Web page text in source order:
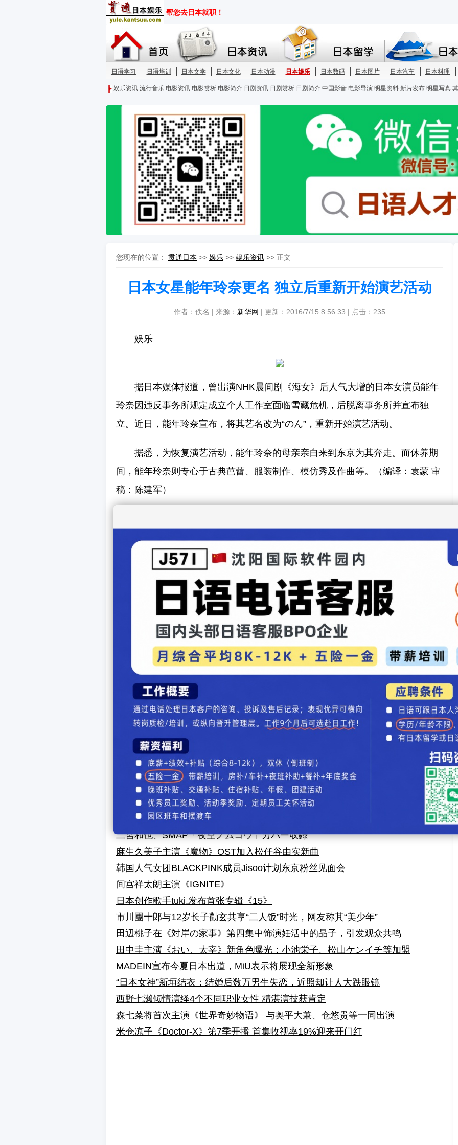
您现在的位置： 贯通日本 >> 娱乐 >> 娱乐资讯 >> 正文
日本女星能年玲奈更名 独立后重新开始演艺活动
作者：佚名 | 来源： 新华网 | 更新：2016/7/15 8:56:33 | 点击： 235
娱乐
据日本媒体报道，曾出演NHK晨间剧《海女》后人气大增的日本女演员能年
玲奈因违反事务所规定成立个人工作室面临雪藏危机，后脱离事务所并宣布独
立。近日，能年玲奈宣布，将其艺名改为“のん”，重新开始演艺活动。
据悉，为恢复演艺活动，能年玲奈的母亲亲自来到东京为其奔走。而休养期
间，能年玲奈则专心于古典芭蕾、服装制作、模仿秀及作曲等。（编译：袁蒙 审
稿：陈建军）
上一篇娱乐：能年玲奈否认引退 改艺名重出发继续演员事业
下一篇娱乐：日本“闹独立”女星改名重战娱乐圈 前景堪忧
【发表评论 】【 加入收藏 】【告诉好友】【 打印此文】【
King Gnu为环保公益发起全国巡演
菅田将晖代言资生堂男性护肤品牌
乃木坂46新单曲《未来之光》破百万销量
松本润执导音乐剧《东京之夜》全球巡演
有村架纯主演NHK晨间剧《海之音》引发热议
映画『君は月夜に光り輝く』：永野芽郁と斉藤慎二が織りなす感動の物語
有村架純、純白の花嫁姿で魅せる『花まんま』メイキング映像公開
相田翔子、生放送ドタキャン事件を告白
ペ・ドゥナ、是枝裕和監督を「最も尊敬する人」と語る
平田薫、新事務所HONESTに所属発表
石川梨華、柴田あゆみと6年半ぶり再会
北川景子、「生涯ヘビロテ曲」1位はw-inds.「Paradox」
二宮和也、SMAP「夜空ノムコウ」カバー収録
麻生久美子主演《魔物》OST加入松任谷由实新曲
韩国人气女团BLACKPINK成员Jisoo计划东京粉丝见面会
间宫祥太朗主演《IGNITE》
日本创作歌手tuki.发布首张专辑《15》
市川團十郎与12岁长子勸玄共享“二人饭”时光，网友称其“美少年”
田辺桃子在《対岸の家事》第四集中饰演妊活中的晶子，引发观众共鸣
田中圭主演《おい、太宰》新角色曝光：小池栄子、松山ケンイチ等加盟
MADEIN宣布今夏日本出道，MiU表示将展现全新形象
“日本女神”新垣结衣：结婚后数万男生失恋，近照却让人大跌眼镜
西野七濑倾情演绎4个不同职业女性 精湛演技获肯定
森七菜将首次主演《世界奇妙物语》 与奥平大兼、仓悠贵等一同出演
米仓凉子《Doctor-X》第7季开播 首集收视率19%迎来开门红